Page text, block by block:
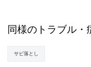
同様のトラブル・
サビ落とし